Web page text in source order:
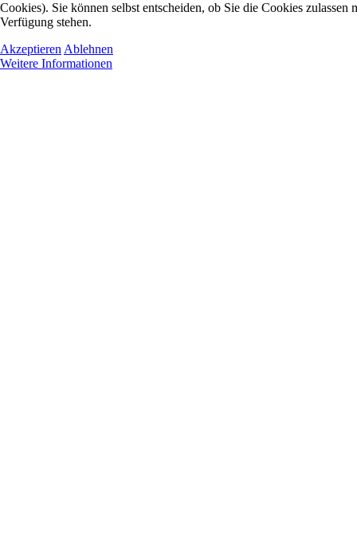
Cookies). Sie können selbst entscheiden, ob Sie die Cookies
Verfügung stehen.
Akzeptieren Ablehnen
Weitere Informationen